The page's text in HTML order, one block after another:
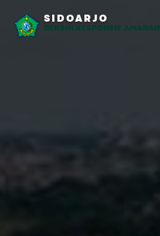
SIDOARJO
BERSIH RESPONSIF AMANAH